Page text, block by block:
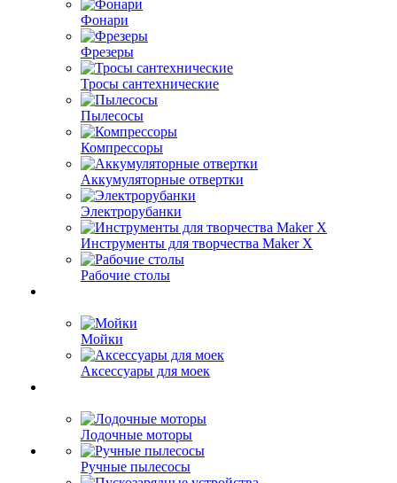
Фонари
Фрезеры
Тросы сантехнические
Пылесосы
Компрессоры
Аккумуляторные отвертки
Электрорубанки
Инструменты для творчества Maker X
Рабочие столы
Мойки
Аксессуары для моек
Лодочные моторы
Ручные пылесосы